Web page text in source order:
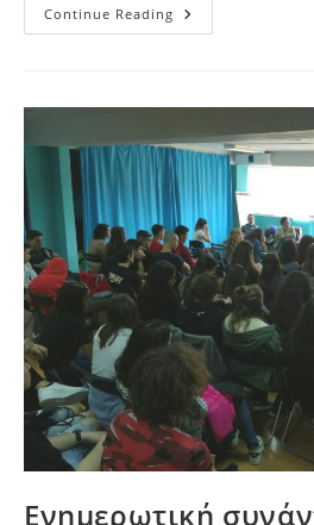
Continue Reading Δράση
Για
–
Ελληνικό
Κολλέγιο
Θεσσαλονίκης
Ενημερωτική